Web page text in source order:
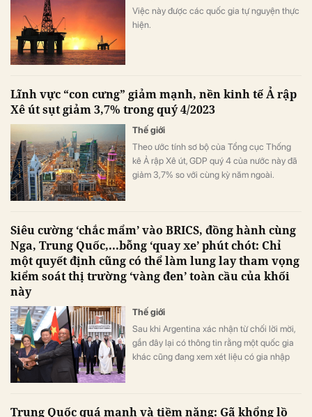
Việc này được các quốc gia tự nguyện thực
hiện.
Lĩnh vực “con cưng” giảm mạnh, nền kinh tế Ả rập
Xê út sụt giảm 3,7% trong quý 4/2023
Thế giới
Theo ước tính sơ bộ của Tổng cục Thống
kê Ả rập Xê út, GDP quý 4 của nước này đã
giảm 3,7% so với cùng kỳ năm ngoài.
Siêu cường ‘chắc mẩm’ vào BRICS, đồng hành cùng
Nga, Trung Quốc,...bỗng ‘quay xe’ phút chót: Chỉ
một quyết định cũng có thể làm lung lay tham vọng
kiểm soát thị trường ‘vàng đen’ toàn cầu của khối
này
Thế giới
Sau khi Argentina xác nhận từ chối lời mời,
gần đây lại có thông tin rằng một quốc gia
khác cũng đang xem xét liệu có gia nhập
Trung Quốc quá mạnh và tiềm năng: Gã khổng lồ